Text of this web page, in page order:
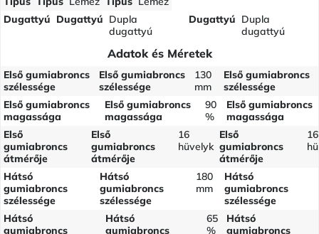
Dugattyú Dugattyú Dupla
dugattyú
Dugattyú Dupla
dugattyú
Adatok és Méretek
Első gumiabroncs
szélessége
Első gumiabroncs
szélessége
130
mm
Első gumiabroncs
szélessége
Első gumiabroncs
magassága
Első gumiabroncs
magassága
90
%
Első gumiabroncs
magassága
Első
gumiabroncs
átmérője
Első
gumiabroncs
átmérője
16
hüvelyk
Első
gumiabroncs
átmérője
16
Hátsó
gumiabroncs
szélessége
Hátsó
gumiabroncs
szélessége
180
mm
Hátsó
gumiabroncs
szélessége
Hátsó
gumiabroncs
Hátsó
gumiabroncs
65
%
Hátsó
gumiabroncs